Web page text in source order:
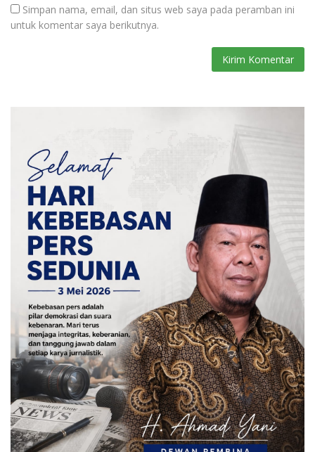
Simpan nama, email, dan situs web saya pada peramban ini
untuk komentar saya berikutnya.